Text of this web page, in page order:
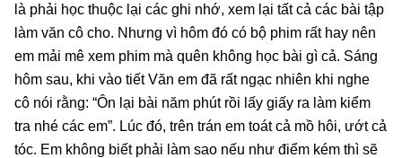
là phải học thuộc lại các ghi nhớ, xem lại tất cả các bài tập
làm văn cô cho. Nhưng vì hôm đó có bộ phim rất hay nên
em mải mê xem phim mà quên không học bài gì cả. Sáng
hôm sau, khi vào tiết Văn em đã rất ngạc nhiên khi nghe
cô nói rằng: “Ôn lại bài năm phút rồi lấy giấy ra làm kiểm
tra nhé các em”. Lúc đó, trên trán em toát cả mồ hôi, ướt cả
tóc. Em không biết phải làm sao nếu như điểm kém thì sẽ